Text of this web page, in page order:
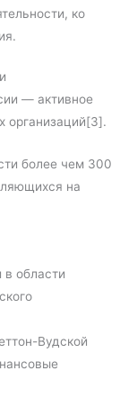
ко
— активное
организаций[3].
более чем 300
на
в области
Вудской